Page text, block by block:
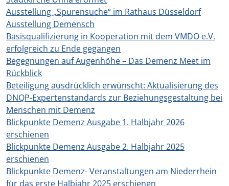
Ausstellung „Spurensuche“ im Rathaus Düsseldorf
Ausstellung Demensch
Basisqualifizierung in Kooperation mit dem VMDO e.V.
erfolgreich zu Ende gegangen
Begegnungen auf Augenhöhe – Das Demenz Meet im
Rückblick
Beteiligung ausdrücklich erwünscht: Aktualisierung des
DNQP-Expertenstandards zur Beziehungsgestaltung bei
Menschen mit Demenz
Blickpunkte Demenz Ausgabe 1. Halbjahr 2026
erschienen
Blickpunkte Demenz Ausgabe 2. Halbjahr 2025
erschienen
Blickpunkte Demenz- Veranstaltungen am Niederrhein
für das erste Halbjahr 2025 erschienen